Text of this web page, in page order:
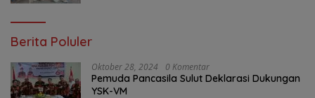
Berita Poluler
Oktober 28, 2024 0 Komentar
Pemuda Pancasila Sulut Deklarasi Dukungan
YSK-VM